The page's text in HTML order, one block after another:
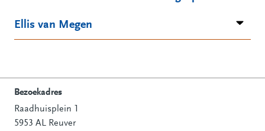
Ellis van Megen
Contactinformatie
Bezoekadres
Raadhuisplein 1
5953 AL Reuver